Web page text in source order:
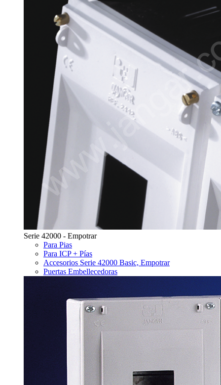
Serie 42000 - Empotrar
Para Pias
Para ICP + Pías
Accesorios Serie 42000 Basic, Empotrar
Puertas Embellecedoras